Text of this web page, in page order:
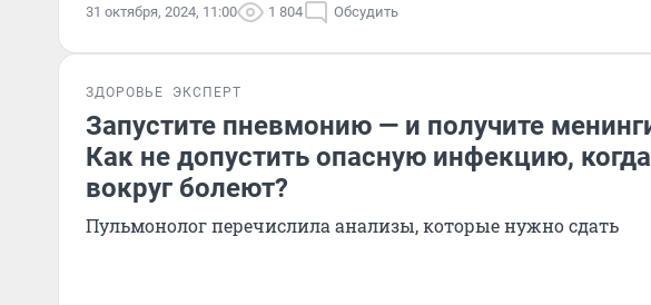
31 октября, 2024, 11:00 1 804 Обсудить
ЗДОРОВЬЕ ЭКСПЕРТ
Запустите пневмонию — и получите
Как не допустить опасную инфекцию,
вокруг болеют?
Пульмонолог перечислила анализы, которые нужно сдать